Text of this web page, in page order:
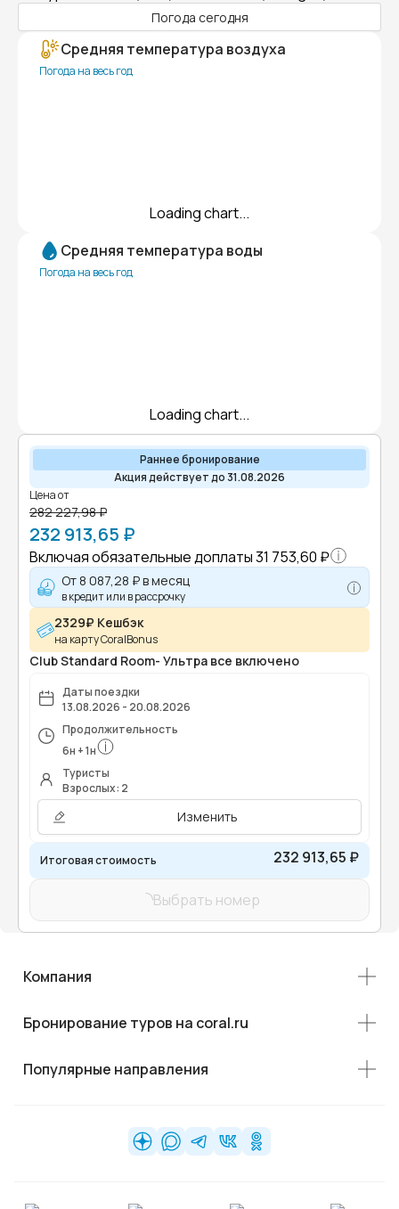
Погода сегодня
Средняя температура воздуха
Погода на весь год
Loading chart...
Средняя температура воды
Погода на весь год
Loading chart...
Раннее бронирование
Акция действует до 31.08.2026
Цена от
282 227,98 ₽
232 913,65 ₽
Включая обязательные доплаты31 753,60 ₽
От 8 087,28 ₽в месяц
в кредит или в рассрочку
2329₽ Кешбэк
на карту CoralBonus
Club Standard Room- Ультра все включено
Даты поездки
13.08.2026 - 20.08.2026
Продолжительность
6н +1н
Туристы
Взрослых: 2
Изменить
Итоговая стоимость 232 913,65 ₽
Выбрать номер
Компания
Бронирование туров на coral.ru
Популярные направления